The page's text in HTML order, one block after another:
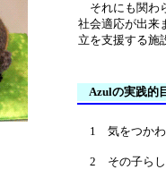
それにも関わ
社会適応が出来
立を支援する施
Azulの実践的
1 気をつかわ
2 その子らし